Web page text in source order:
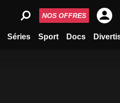
Séries Sport Docs
NOS OFFRES